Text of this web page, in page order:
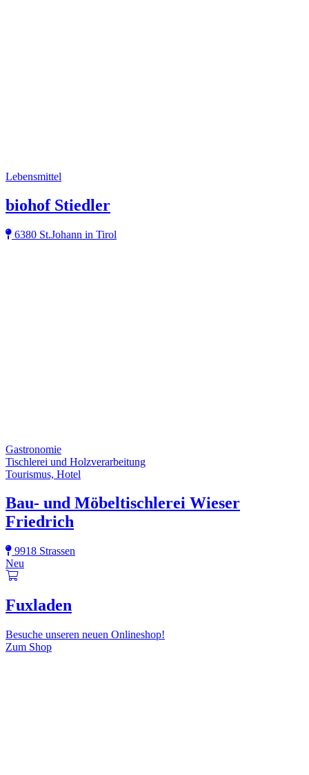
Lebensmittel
biohof Stiedler
6380 St.Johann in Tirol
Gastronomie
Tischlerei und Holzverarbeitung
Tourismus, Hotel
Bau- und Möbeltischlerei Wieser
Friedrich
9918 Strassen
Neu
Fuxladen
Besuche unseren neuen Onlineshop!
Zum Shop